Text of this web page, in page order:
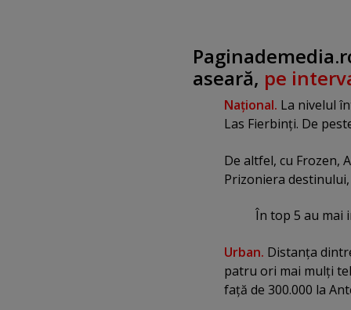
aseară, pe
Naţional. La nivelul
Las Fierbinţi. De
De altfel, cu Frozen,
Prizoniera destinului,
În top 5 au mai
Urban. Distanţa
patru ori mai mulţi
faţă de 300.000 la